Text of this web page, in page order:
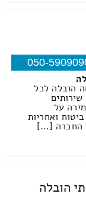
050-
הובלה לכל
על
ואחריות
החברה […]
הובלה